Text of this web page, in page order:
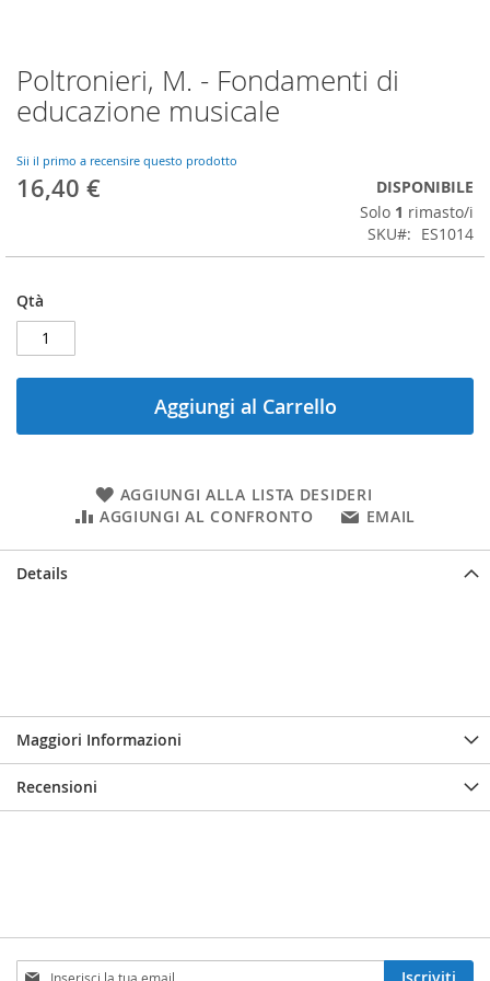
Vai
all'inizio
della
di
immagini
Poltronieri, M. - Fondamenti di
educazione musicale
Sii il primo a recensire questo prodotto
16,40 €
DISPONIBILE
Solo 1 rimasto/i
SKU
ES1014
Qtà
Aggiungi al Carrello
AGGIUNGI ALLA LISTA DESIDERI
AGGIUNGI AL CONFRONTO
EMAIL
Details
Maggiori Informazioni
Recensioni
Iscriviti